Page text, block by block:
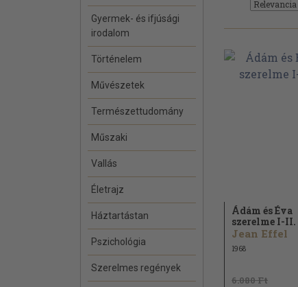
Gyermek- és ifjúsági
irodalom
Történelem
Művészetek
Természettudomány
Műszaki
Vallás
Életrajz
Háztartástan
Pszichológia
Szerelmes regények
Ádám és Éva
szerelme I-II.
Jean Effel
1968
6.080 Ft